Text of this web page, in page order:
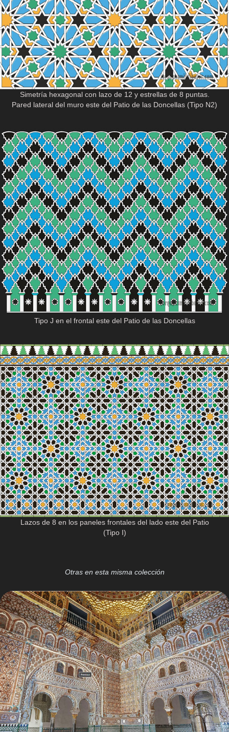
Simetría hexagonal con lazo de 12 y estrellas de 8 puntas.
Pared lateral del muro este del Patio de las Doncellas (Tipo N2)
Tipo J en el frontal este del Patio de las Doncellas
Lazos de 8 en los paneles frontales del lado este del Patio
(Tipo I)
Otras en esta misma colección
Resto de estancias